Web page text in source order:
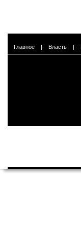
Главное | Власть |